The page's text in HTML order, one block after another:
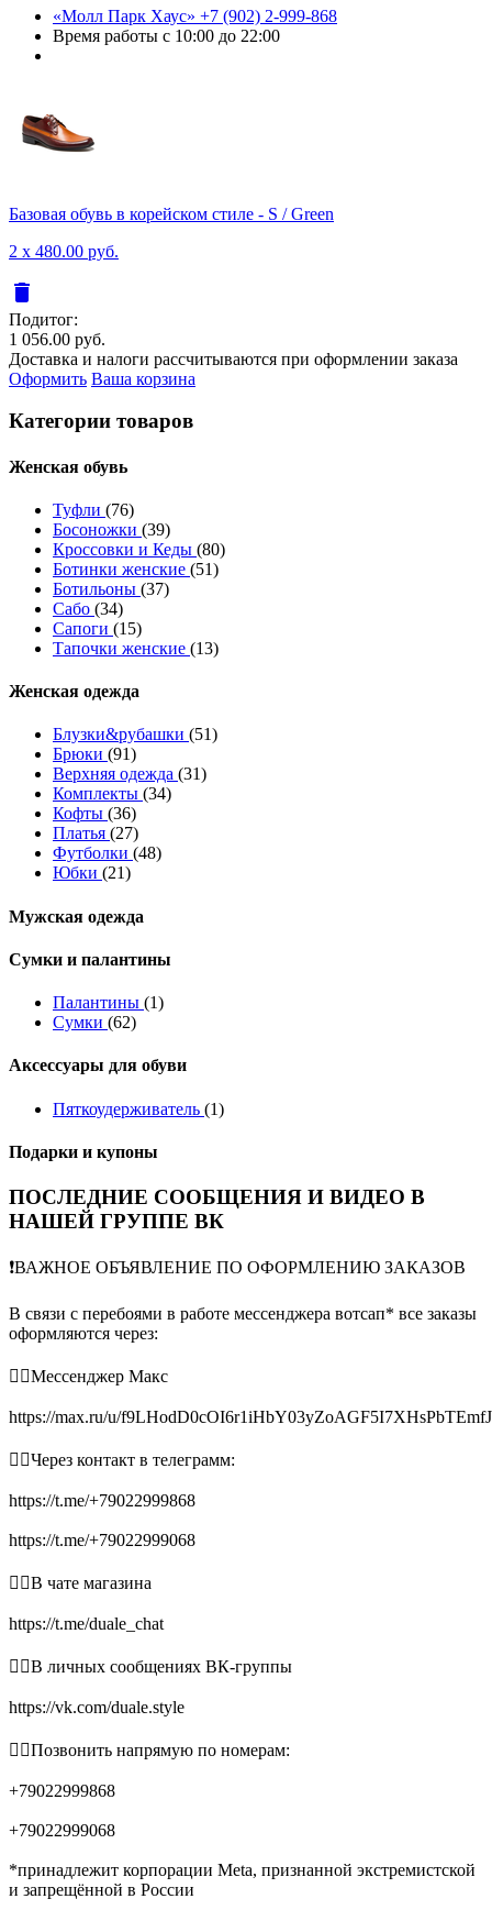
«Молл Парк Хаус» +7 (902) 2-999-868
Время работы с 10:00 до 22:00
Базовая обувь в корейском стиле - S / Green
2 x 480.00 руб.
delete
Подитог:
1 056.00 руб.
Доставка и налоги рассчитываются при оформлении заказа
Оформить Ваша корзина
Категории товаров
Женcкая обувь
Туфли (76)
Босоножки (39)
Кроссовки и Кеды (80)
Ботинки женские (51)
Ботильоны (37)
Сабо (34)
Сапоги (15)
Тапочки женские (13)
Женская одежда
Блузки&рубашки (51)
Брюки (91)
Верхняя одежда (31)
Комплекты (34)
Кофты (36)
Платья (27)
Футболки (48)
Юбки (21)
Мужская одежда
Сумки и палантины
Палантины (1)
Сумки (62)
Аксессуары для обуви
Пяткоудерживатель (1)
Подарки и купоны
ПОСЛЕДНИЕ СООБЩЕНИЯ И ВИДЕО В
НАШЕЙ ГРУППЕ ВК
❗️ВАЖНОЕ ОБЪЯВЛЕНИЕ ПО ОФОРМЛЕНИЮ ЗАКАЗОВ
В связи с перебоями в работе мессенджера вотсап* все заказы
оформляются через:
👉🏻Мессенджер Макс
https://max.ru/u/
👉🏻Через контакт в телеграмм:
https://t.me/+79022999868
https://t.me/+79022999068
👉🏻В чате магазина
https://t.me/duale_chat
👉🏻В личных сообщениях ВК-группы
https://vk.com/duale.style
👉🏻Позвонить напрямую по номерам:
+79022999868
+79022999068
*принадлежит корпорации Meta, признанной экстремистской
и запрещённой в России